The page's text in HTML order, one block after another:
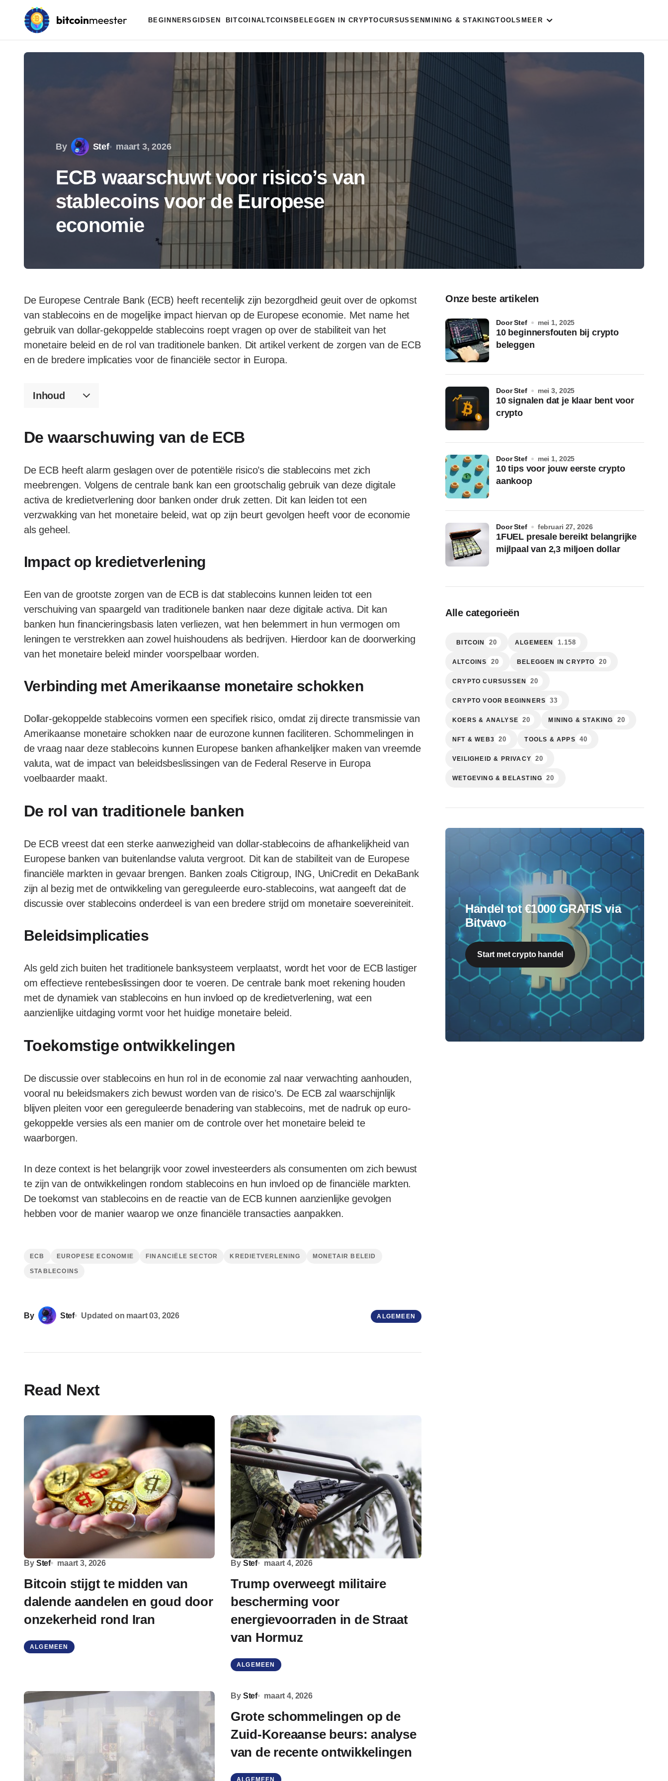
BEGINNERSGIDSEN BITCOIN ALTCOINS BELEGGEN IN CRYPTOCURSUSSEN MINING & STAKINGTOOLS MEER
By Stef maart 3, 2026
ECB waarschuwt voor risico’s van
stablecoins voor de Europese
economie
De Europese Centrale Bank (ECB) heeft recentelijk zijn bezorgdheid geuit over de opkomst
van stablecoins en de mogelijke impact hiervan op de Europese economie. Met name het
gebruik van dollar-gekoppelde stablecoins roept vragen op over de stabiliteit van het
monetaire beleid en de rol van traditionele banken. Dit artikel verkent de zorgen van de ECB
en de bredere implicaties voor de financiële sector in Europa.
Inhoud
De waarschuwing van de ECB
De ECB heeft alarm geslagen over de potentiële risico’s die stablecoins met zich
meebrengen. Volgens de centrale bank kan een grootschalig gebruik van deze digitale
activa de kredietverlening door banken onder druk zetten. Dit kan leiden tot een
verzwakking van het monetaire beleid, wat op zijn beurt gevolgen heeft voor de economie
als geheel.
Impact op kredietverlening
Een van de grootste zorgen van de ECB is dat stablecoins kunnen leiden tot een
verschuiving van spaargeld van traditionele banken naar deze digitale activa. Dit kan
banken hun financieringsbasis laten verliezen, wat hen belemmert in hun vermogen om
leningen te verstrekken aan zowel huishoudens als bedrijven. Hierdoor kan de doorwerking
van het monetaire beleid minder voorspelbaar worden.
Verbinding met Amerikaanse monetaire schokken
Dollar-gekoppelde stablecoins vormen een specifiek risico, omdat zij directe transmissie van
Amerikaanse monetaire schokken naar de eurozone kunnen faciliteren. Schommelingen in
de vraag naar deze stablecoins kunnen Europese banken afhankelijker maken van vreemde
valuta, wat de impact van beleidsbeslissingen van de Federal Reserve in Europa
voelbaarder maakt.
De rol van traditionele banken
De ECB vreest dat een sterke aanwezigheid van dollar-stablecoins de afhankelijkheid van
Europese banken van buitenlandse valuta vergroot. Dit kan de stabiliteit van de Europese
financiële markten in gevaar brengen. Banken zoals Citigroup, ING, UniCredit en DekaBank
zijn al bezig met de ontwikkeling van gereguleerde euro-stablecoins, wat aangeeft dat de
discussie over stablecoins onderdeel is van een bredere strijd om monetaire soevereiniteit.
Beleidsimplicaties
Als geld zich buiten het traditionele banksysteem verplaatst, wordt het voor de ECB lastiger
om effectieve rentebeslissingen door te voeren. De centrale bank moet rekening houden
met de dynamiek van stablecoins en hun invloed op de kredietverlening, wat een
aanzienlijke uitdaging vormt voor het huidige monetaire beleid.
Toekomstige ontwikkelingen
De discussie over stablecoins en hun rol in de economie zal naar verwachting aanhouden,
vooral nu beleidsmakers zich bewust worden van de risico’s. De ECB zal waarschijnlijk
blijven pleiten voor een gereguleerde benadering van stablecoins, met de nadruk op euro-
gekoppelde versies als een manier om de controle over het monetaire beleid te
waarborgen.
In deze context is het belangrijk voor zowel investeerders als consumenten om zich bewust
te zijn van de ontwikkelingen rondom stablecoins en hun invloed op de financiële markten.
De toekomst van stablecoins en de reactie van de ECB kunnen aanzienlijke gevolgen
hebben voor de manier waarop we onze financiële transacties aanpakken.
ECB EUROPESE ECONOMIE FINANCIËLE SECTOR KREDIETVERLENING MONETAIR BELEID
STABLECOINS
By Stef Updated on maart 03, 2026 ALGEMEEN
Read Next
By Stef maart 3, 2026
Bitcoin stijgt te midden van
dalende aandelen en goud door
onzekerheid rond Iran
ALGEMEEN
By Stef maart 4, 2026
Trump overweegt militaire
bescherming voor
energievoorraden in de Straat
van Hormuz
ALGEMEEN
By Stef maart 4, 2026
Grote schommelingen op de
Zuid-Koreaanse beurs: analyse
van de recente ontwikkelingen
ALGEMEEN
Onze beste artikelen
10 beginnersfouten bij crypto
beleggen
door Stef mei 1, 2025
10 signalen dat je klaar bent voor
crypto
door Stef mei 3, 2025
10 tips voor jouw eerste crypto
aankoop
door Stef mei 1, 2025
1FUEL presale bereikt belangrijke
mijlpaal van 2,3 miljoen dollar
door Stef februari 27, 2026
Alle categorieën
BITCOIN 20 ALGEMEEN 1.158
ALTCOINS 20 BELEGGEN IN CRYPTO 20
CRYPTO CURSUSSEN 20
CRYPTO VOOR BEGINNERS 33
KOERS & ANALYSE 20 MINING & STAKING 20
NFT & WEB3 20 TOOLS & APPS 40
VEILIGHEID & PRIVACY 20
WETGEVING & BELASTING 20
Handel tot €1000 GRATIS via
Bitvavo
Start met crypto handel